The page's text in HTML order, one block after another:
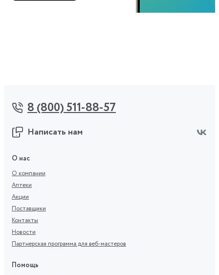
8 (800) 511-88-57
Написать нам
О нас
О компании
Аптеки
Акции
Поставщики
Контакты
Новости
Партнерская программа для веб-мастеров
Помощь